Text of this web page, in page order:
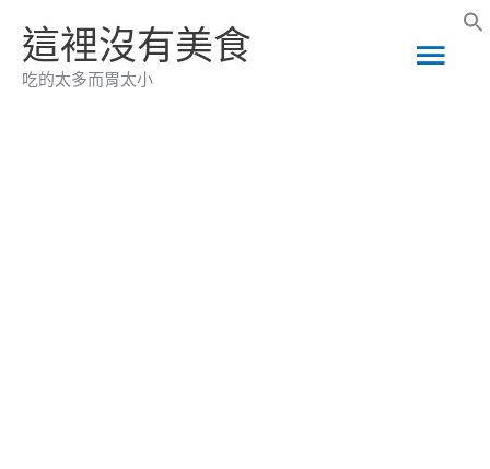
這裡沒有美食
吃的太多而胃太小
主